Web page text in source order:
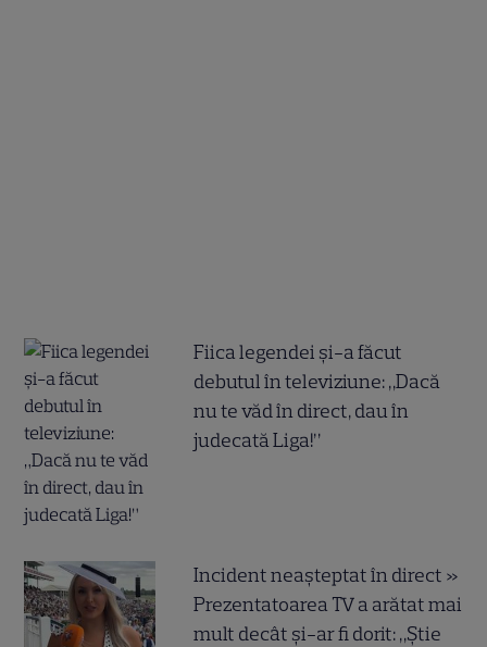
Fiica legendei și-a făcut
debutul în televiziune: „Dacă
nu te văd în direct, dau în
judecată Liga!”
Incident neașteptat în direct »
Prezentatoarea TV a arătat mai
mult decât și-ar fi dorit: „Știe